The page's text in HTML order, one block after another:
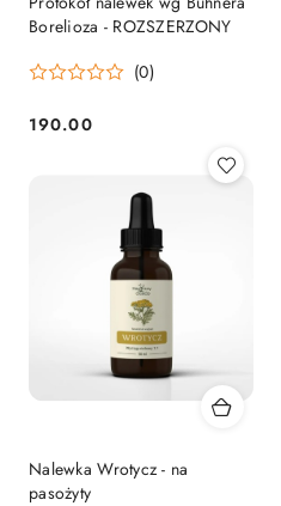
Borelioza - ROZSZERZONY
(0)
Cena:
190.00
Nalewka Wrotycz - na
pasożyty